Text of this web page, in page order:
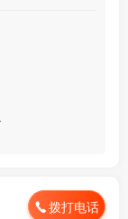
拨打电话